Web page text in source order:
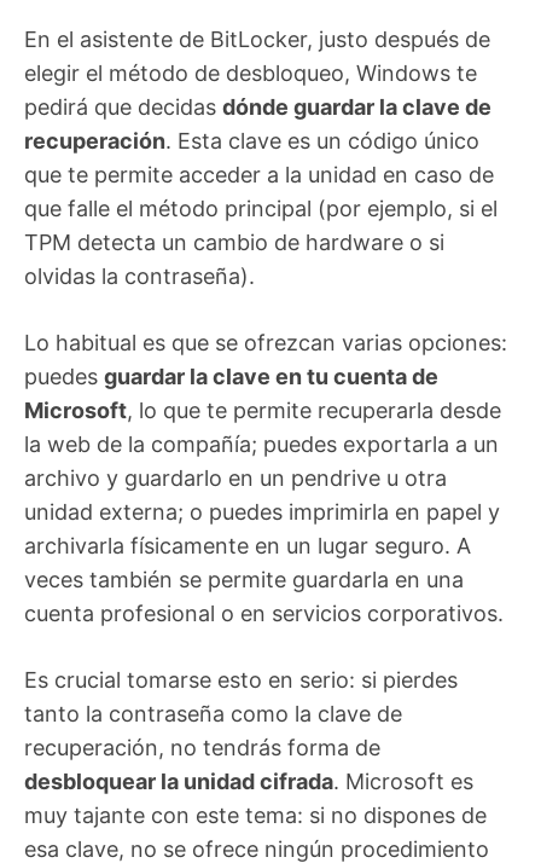
En el asistente de BitLocker, justo después de
elegir el método de desbloqueo, Windows te
pedirá que decidas dónde guardar la clave de
recuperación. Esta clave es un código único
que te permite acceder a la unidad en caso de
que falle el método principal (por ejemplo, si el
TPM detecta un cambio de hardware o si
olvidas la contraseña).
Lo habitual es que se ofrezcan varias opciones:
puedes guardar la clave en tu cuenta de
Microsoft, lo que te permite recuperarla desde
la web de la compañía; puedes exportarla a un
archivo y guardarlo en un pendrive u otra
unidad externa; o puedes imprimirla en papel y
archivarla físicamente en un lugar seguro. A
veces también se permite guardarla en una
cuenta profesional o en servicios corporativos.
Es crucial tomarse esto en serio: si pierdes
tanto la contraseña como la clave de
recuperación, no tendrás forma de
desbloquear la unidad cifrada. Microsoft es
muy tajante con este tema: si no dispones de
esa clave, no se ofrece ningún procedimiento